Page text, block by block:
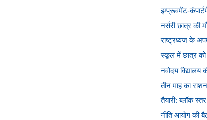
इम्प्रूवमेंट-
नर्सरी छात्र की
राष्ट्रध्वज के
स्कूल में छात्र को
नवोदय विद्यालय
तीन माह का
तैयारी: ब्लॉक
नीति आयोग की